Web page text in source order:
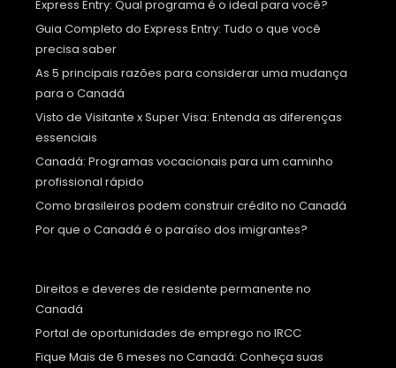
Express Entry: Qual programa é o ideal para você?
Guia Completo do Express Entry: Tudo o que você
precisa saber
As 5 principais razões para considerar uma mudança
para o Canadá
Visto de Visitante x Super Visa: Entenda as diferenças
essenciais
Canadá: Programas vocacionais para um caminho
profissional rápido
Como brasileiros podem construir crédito no Canadá
Por que o Canadá é o paraíso dos imigrantes?
Direitos e deveres de residente permanente no
Canadá
Portal de oportunidades de emprego no IRCC
Fique Mais de 6 meses no Canadá: Conheça suas